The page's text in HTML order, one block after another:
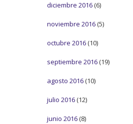
diciembre 2016 (6)
noviembre 2016 (5)
octubre 2016 (10)
septiembre 2016 (19)
agosto 2016 (10)
julio 2016 (12)
junio 2016 (8)